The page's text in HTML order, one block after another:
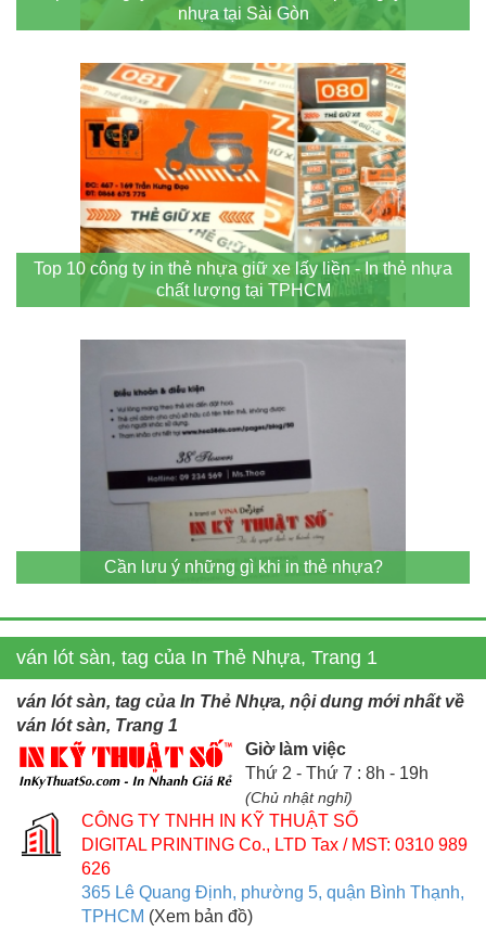
nhựa tại Sài Gòn
Top 10 công ty in thẻ nhựa giữ xe lấy liền - In thẻ nhựa
chất lượng tại TPHCM
Cần lưu ý những gì khi in thẻ nhựa?
ván lót sàn, tag của In Thẻ Nhựa, Trang 1
ván lót sàn, tag của In Thẻ Nhựa, nội dung mới nhất về
ván lót sàn, Trang 1
Giờ làm việc
Thứ 2 - Thứ 7 : 8h - 19h
(Chủ nhật nghỉ)
CÔNG TY TNHH IN KỸ THUẬT SỐ
DIGITAL PRINTING Co., LTD Tax / MST: 0310 989
626
365 Lê Quang Định, phường 5, quận Bình Thạnh,
TPHCM (Xem bản đồ)